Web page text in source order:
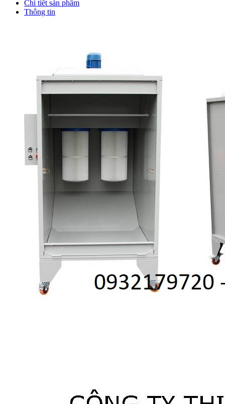
Chi tiết sản phẩm
Thông tin